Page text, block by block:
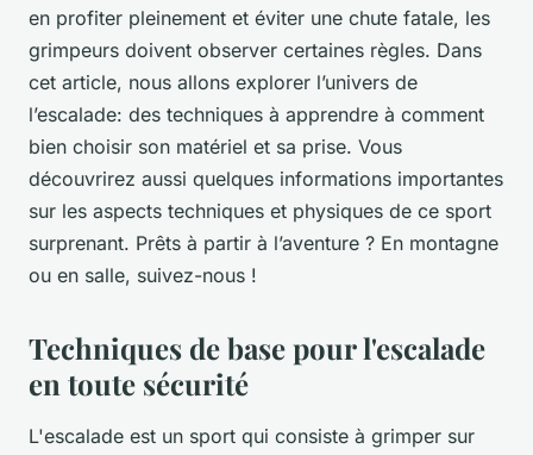
en profiter pleinement et éviter une chute fatale, les
grimpeurs doivent observer certaines règles. Dans
cet article, nous allons explorer l’univers de
l’escalade: des techniques à apprendre à comment
bien choisir son matériel et sa prise. Vous
découvrirez aussi quelques informations importantes
sur les aspects techniques et physiques de ce sport
surprenant. Prêts à partir à l’aventure ? En montagne
ou en salle, suivez-nous !
Techniques de base pour l'escalade
en toute sécurité
L'escalade est un sport qui consiste à grimper sur